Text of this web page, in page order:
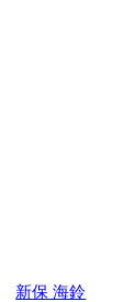
新保 海鈴